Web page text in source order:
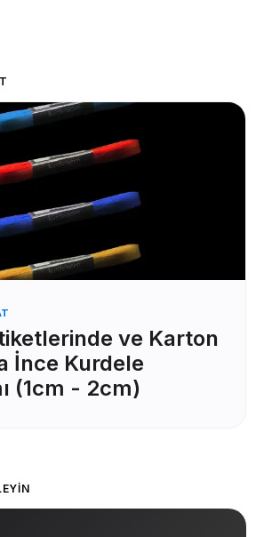
ve Karton
İnce Kurdele
(1cm - 2cm)